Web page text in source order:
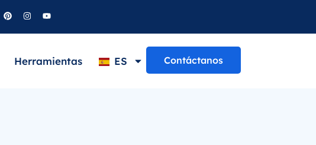
Herramientas ES Contáctanos